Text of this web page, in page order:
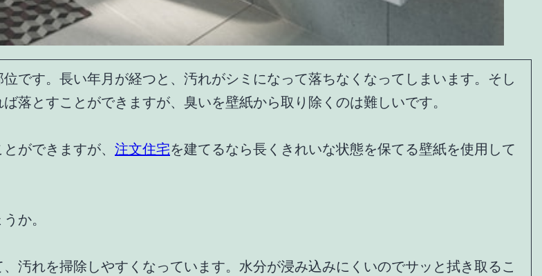
です。長い年月が経つと、汚れがシミになって落ちなくなってしまいます。そし
落とすことができますが、臭いを壁紙から取り除くのは難しいです。
ができますが、 注文住宅を建てるなら長くきれいな状態を保てる壁紙を使用して
か。
汚れを掃除しやすくなっています。水分が浸み込みにくいのでサッと拭き取るこ